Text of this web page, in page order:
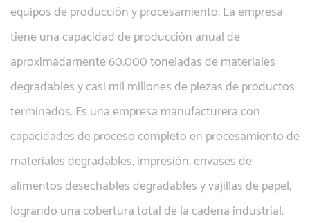
equipos de producción y procesamiento. La empresa
tiene una capacidad de producción anual de
aproximadamente 60.000 toneladas de materiales
degradables y casi mil millones de piezas de productos
terminados. Es una empresa manufacturera con
capacidades de proceso completo en procesamiento de
materiales degradables, impresión, envases de
alimentos desechables degradables y vajillas de papel,
logrando una cobertura total de la cadena industrial.